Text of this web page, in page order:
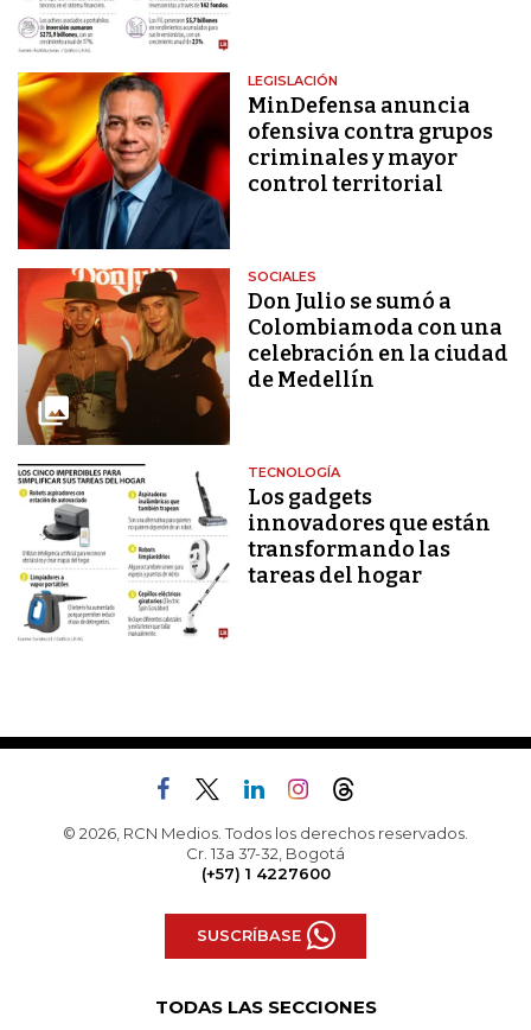
LEGISLACIÓN
MinDefensa anuncia
ofensiva contra grupos
criminales y mayor
control territorial
SOCIALES
Don Julio se sumó a
Colombiamoda con una
celebración en la ciudad
de Medellín
TECNOLOGÍA
Los gadgets
innovadores que están
transformando las
tareas del hogar
© 2026, RCN Medios. Todos los derechos reservados.
Cr. 13a 37-32, Bogotá
(+57) 1 4227600
SUSCRÍBASE
TODAS LAS SECCIONES